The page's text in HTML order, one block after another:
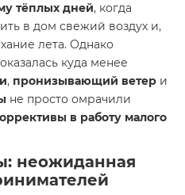
тёплых дней, когда
в дом свежий воздух и,
лета. Однако
куда менее
, пронизывающий ветер и
не просто омрачили
в работу малого
неожиданная